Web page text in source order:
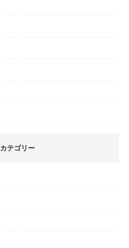
カテゴリー